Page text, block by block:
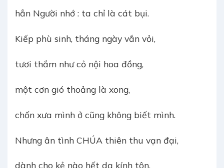
hẳn Người nhớ : ta chỉ là cát bụi.
Kiếp phù sinh, tháng ngày vắn vỏi,
tươi thắm như cỏ nội hoa đồng,
một cơn gió thoảng là xong,
chốn xưa mình ở cũng không biết mình.
Nhưng ân tình CHÚA thiên thu vạn đại,
dành cho kẻ nào hết dạ kính tôn.